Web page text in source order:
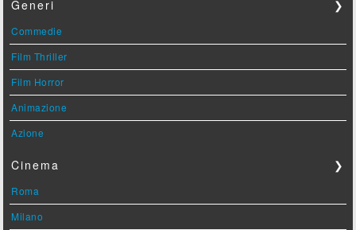
Generi ❯
Commedie
Film Thriller
Film Horror
Animazione
Azione
Cinema ❯
Roma
Milano